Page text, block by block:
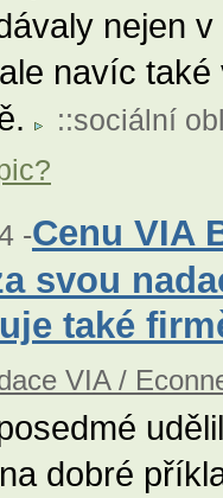
nejen
navíc
::sociální
-Cenu VIA
svou
také
VIA /
dobré